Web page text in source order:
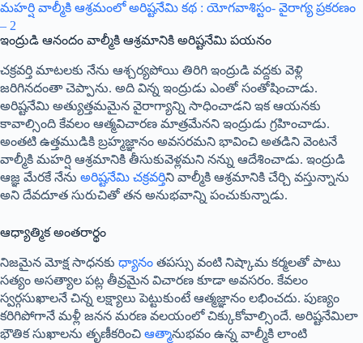
మహర్షి వాల్మీకి ఆశ్రమంలో అరిష్టనేమి కథ : యోగవాశిస్టం- వైరాగ్య ప్రకరణం
– 2
ఇంద్రుడి ఆనందం వాల్మీకి ఆశ్రమానికి అరిష్టనేమి పయనం
చక్రవర్తి మాటలకు నేను ఆశ్చర్యపోయి తిరిగి ఇంద్రుడి వద్దకు వెళ్లి
జరిగినదంతా చెప్పాను. అది విన్న ఇంద్రుడు ఎంతో సంతోషించాడు.
అరిష్టనేమి అత్యుత్తమమైన వైరాగ్యాన్ని సాధించాడని ఇక ఆయనకు
కావాల్సింది కేవలం ఆత్మవిచారణ మాత్రమేనని ఇంద్రుడు గ్రహించాడు.
అంతటి ఉత్తముడికి బ్రహ్మజ్ఞానం అవసరమని భావించి అతడిని వెంటనే
వాల్మీకి మహర్షి ఆశ్రమానికి తీసుకువెళ్లమని నన్ను ఆదేశించాడు. ఇంద్రుడి
ఆజ్ఞ మేరకే నేను అరిష్టనేమి చక్రవర్తిని వాల్మీకి ఆశ్రమానికి చేర్చి వస్తున్నాను
అని దేవదూత సురుచితో తన అనుభవాన్ని పంచుకున్నాడు.
ఆధ్యాత్మిక అంతరార్థం
నిజమైన మోక్ష సాధనకు ధ్యానం తపస్సు వంటి నిష్కామ కర్మలతో పాటు
సత్యం అసత్యాల పట్ల తీవ్రమైన విచారణ కూడా అవసరం. కేవలం
స్వర్గసుఖాలనే చిన్న లక్ష్యాలు పెట్టుకుంటే ఆత్మజ్ఞానం లభించదు. పుణ్యం
కరిగిపోగానే మళ్లీ జనన మరణ వలయంలో చిక్కుకోవాల్సిందే. అరిష్టనేమిలా
భౌతిక సుఖాలను తృణీకరించి ఆత్మానుభవం ఉన్న వాల్మీకి లాంటి